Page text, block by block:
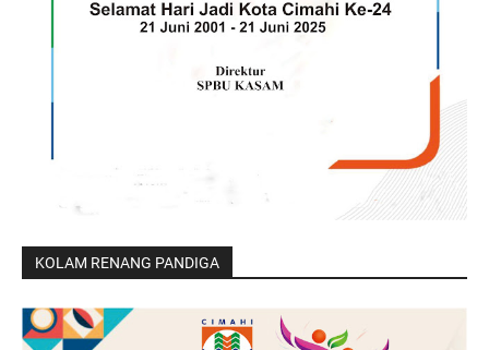
KOLAM RENANG PANDIGA